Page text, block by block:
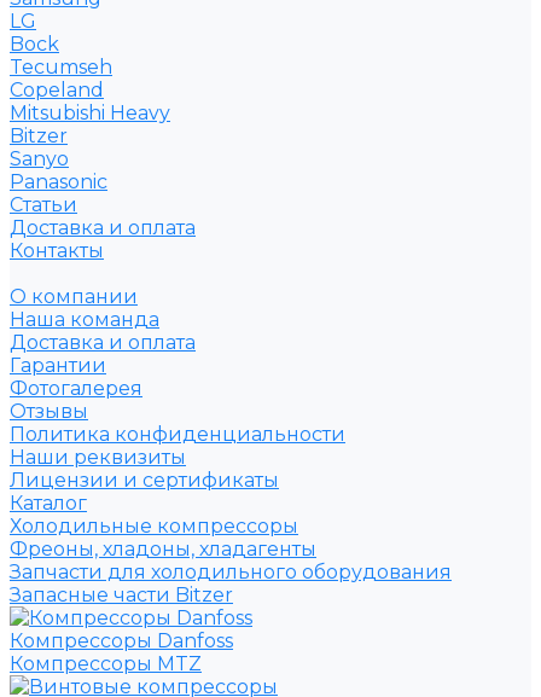
LG
Bock
Tecumseh
Copeland
Mitsubishi Heavy
Bitzer
Sanyo
Рanasonic
Статьи
Доставка и оплата
Контакты
О компании
Наша команда
Доставка и оплата
Гарантии
Фотогалерея
Отзывы
Политика конфиденциальности
Наши реквизиты
Лицензии и сертификаты
Каталог
Холодильные компрессоры
Фреоны, хладоны, хладагенты
Запчасти для холодильного оборудования
Запасные части Bitzer
Компрессоры Danfoss
Компрессоры MTZ